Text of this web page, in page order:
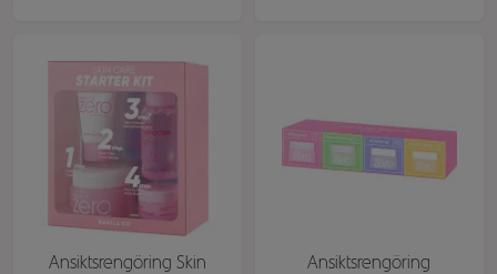
Ansiktsrengöring Skin
Ansiktsrengöring